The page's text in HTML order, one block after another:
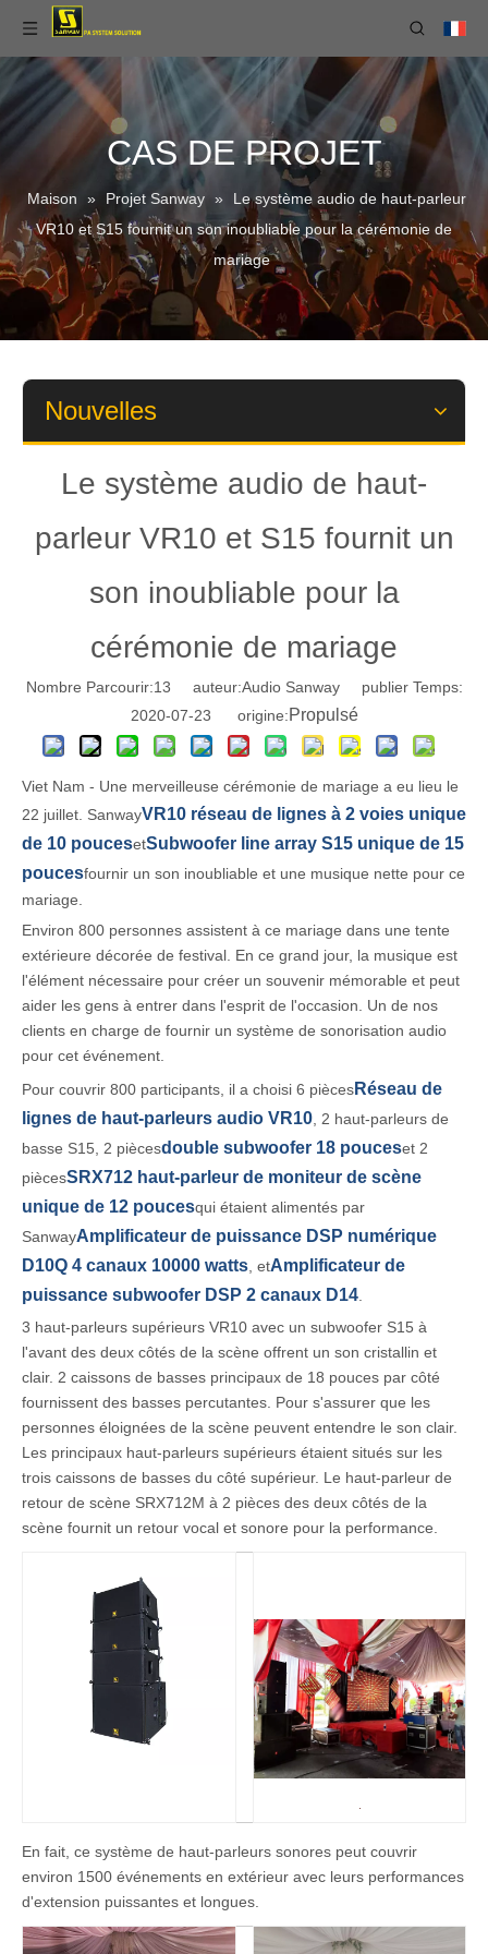
CAS DE PROJET
Maison » Projet Sanway »
Le système audio de haut-parleur
VR10 et S15 fournit un son inoubliable pour la cérémonie de
mariage
Nouvelles
Le système audio de haut-
parleur VR10 et S15 fournit un
son inoubliable pour la
cérémonie de mariage
Nombre Parcourir:13 auteur:Audio Sanway publier Temps:
2020-07-23 origine:Propulsé
Viet Nam - Une merveilleuse cérémonie de mariage a eu lieu le
22 juillet. SanwayVR10 réseau de lignes à 2 voies unique
de 10 poucesetSubwoofer line array S15 unique de 15
poucesfournir un son inoubliable et une musique nette pour ce
mariage.
Environ 800 personnes assistent à ce mariage dans une tente
extérieure décorée de festival. En ce grand jour, la musique est
l'élément nécessaire pour créer un souvenir mémorable et peut
aider les gens à entrer dans l'esprit de l'occasion. Un de nos
clients en charge de fournir un système de sonorisation audio
pour cet événement.
Pour couvrir 800 participants, il a choisi 6 piècesRéseau de
lignes de haut-parleurs audio VR10 , 2 haut-parleurs de
basse S15, 2 piècesdouble subwoofer 18 pouceset 2
piècesSRX712 haut-parleur de moniteur de scène
unique de 12 poucesqui étaient alimentés par
SanwayAmplificateur de puissance DSP numérique
D10Q 4 canaux 10000 watts , etAmplificateur de
puissance subwoofer DSP 2 canaux D14
3 haut-parleurs supérieurs VR10 avec un subwoofer S15 à
l'avant des deux côtés de la scène offrent un son cristallin et
clair. 2 caissons de basses principaux de 18 pouces par côté
fournissent des basses percutantes. Pour s'assurer que les
personnes éloignées de la scène peuvent entendre le son clair.
Les principaux haut-parleurs supérieurs étaient situés sur les
trois caissons de basses du côté supérieur. Le haut-parleur de
retour de scène SRX712M à 2 pièces des deux côtés de la
scène fournit un retour vocal et sonore pour la performance.
En fait, ce système de haut-parleurs sonores peut couvrir
environ 1500 événements en extérieur avec leurs performances
d'extension puissantes et longues.